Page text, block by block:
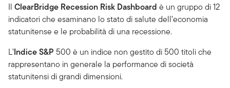
Il ClearBridge Recession Risk Dashboard è un gruppo di 12
indicatori che esaminano lo stato di salute dell’economia
statunitense e le probabilità di una recessione.
L’Indice S&P 500 è un indice non gestito di 500 titoli che
rappresentano in generale la performance di società
statunitensi di grandi dimensioni.